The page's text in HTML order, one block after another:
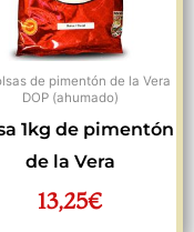
de pimentón de la Vera
DOP (ahumado)
1kg de pimentón
de la Vera
13,25€